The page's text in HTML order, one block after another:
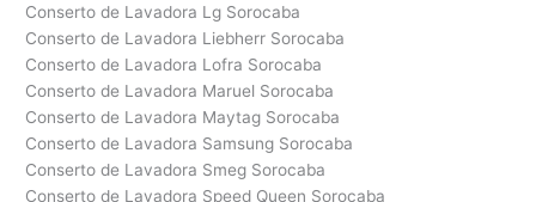
Conserto de Lavadora Lg Sorocaba
Conserto de Lavadora Liebherr Sorocaba
Conserto de Lavadora Lofra Sorocaba
Conserto de Lavadora Maruel Sorocaba
Conserto de Lavadora Maytag Sorocaba
Conserto de Lavadora Samsung Sorocaba
Conserto de Lavadora Smeg Sorocaba
Conserto de Lavadora Speed Queen Sorocaba